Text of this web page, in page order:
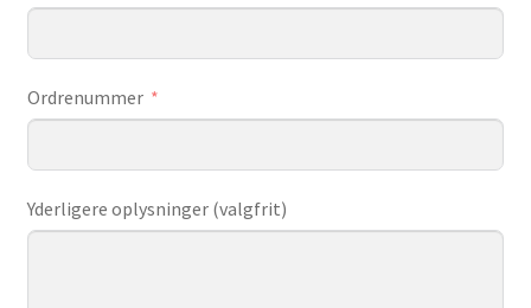
Ordrenummer
Yderligere oplysninger (valgfrit)